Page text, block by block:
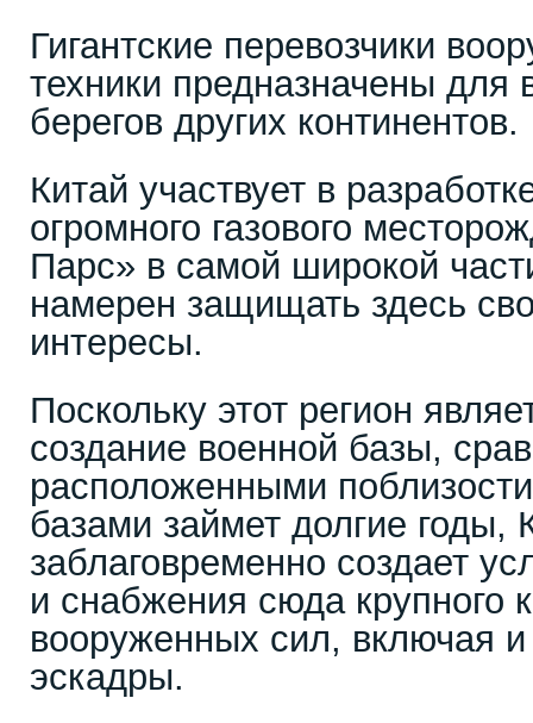
Гигантские перевозчики
техники предназначены для
берегов других континентов.
Китай участвует в
огромного газового
Парс» в самой широкой
намерен защищать здесь
интересы.
Поскольку этот регион
создание военной базы,
расположенными
базами займет долгие годы,
заблаговременно создает
и снабжения сюда крупного
вооруженных сил, включая
эскадры.